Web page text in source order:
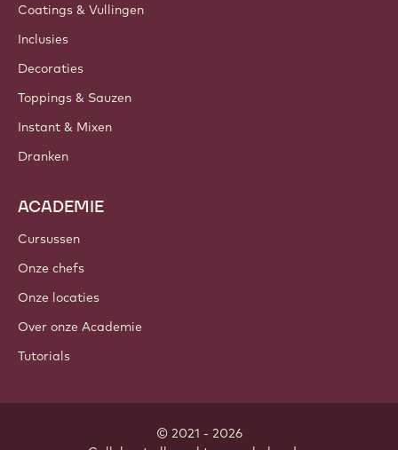
Coatings & Vullingen
Inclusies
Decoraties
Toppings & Sauzen
Instant & Mixen
Dranken
ACADEMIE
Cursussen
Onze chefs
Onze locaties
Over onze Academie
Tutorials
© 2021 - 2026